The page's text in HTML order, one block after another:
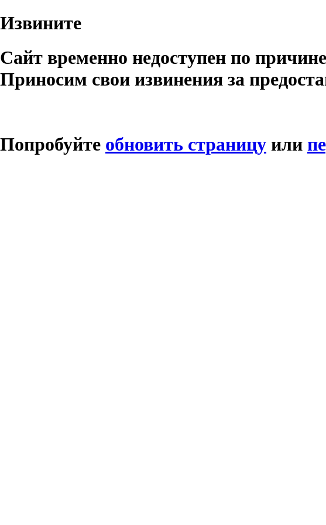
Извините
Сайт временно недоступен по
Приносим свои извинения за
Попробуйте обновить страницу или